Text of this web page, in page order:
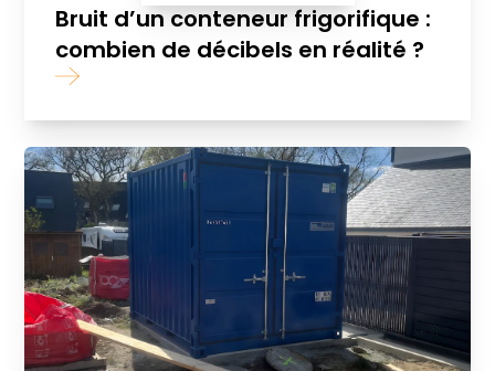
Bruit d’un conteneur frigorifique :
combien de décibels en réalité ?